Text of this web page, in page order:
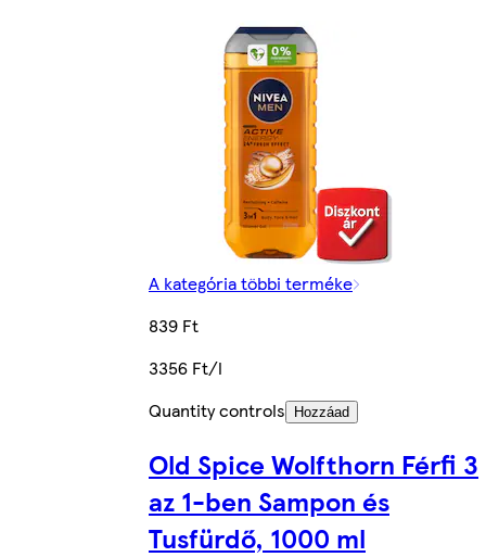
A kategória többi terméke
839 Ft
3356 Ft/l
Quantity controls
Hozzáad
Old Spice Wolfthorn Férfi 3
az 1-ben Sampon és
Tusfürdő, 1000 ml